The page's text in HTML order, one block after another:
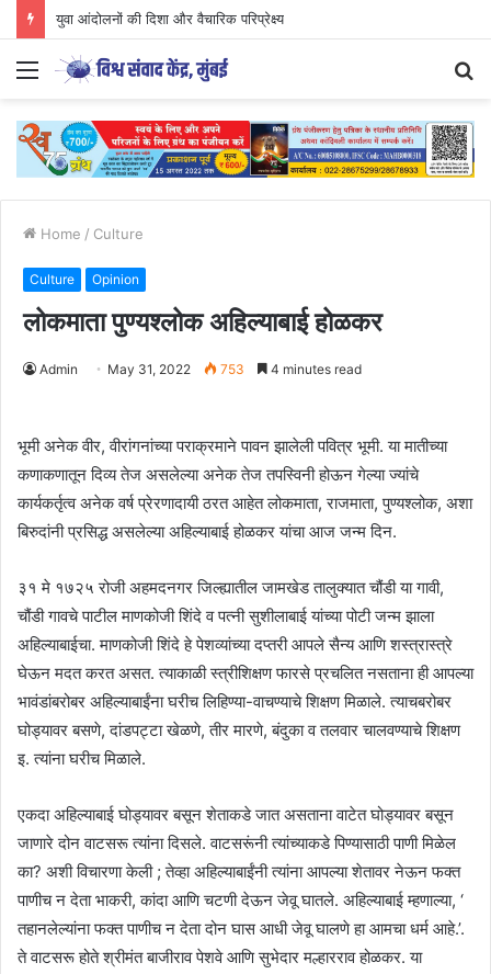
युवा आंदोलनों की दिशा और वैचारिक परिप्रेक्ष्य
Menu
Home / Culture
Culture Opinion
लोकमाता पुण्यश्लोक अहिल्याबाई होळकर
Admin May 31, 2022 753 4 minutes read
भूमी अनेक वीर, वीरांगनांच्या पराक्रमाने पावन झालेली पवित्र भूमी. या मातीच्या
कणाकणातून दिव्य तेज असलेल्या अनेक तेज तपस्विनी होऊन गेल्या ज्यांचे
कार्यकर्तृत्व अनेक वर्ष प्रेरणादायी ठरत आहेत लोकमाता, राजमाता, पुण्यश्लोक, अशा
बिरुदांनी प्रसिद्ध असलेल्या अहिल्याबाई होळकर यांचा आज जन्म दिन.
३१ मे १७२५ रोजी अहमदनगर जिल्ह्यातील जामखेड तालुक्यात चौंडी या गावी,
चौंडी गावचे पाटील माणकोजी शिंदे व पत्नी सुशीलाबाई यांच्या पोटी जन्म झाला
अहिल्याबाईचा. माणकोजी शिंदे हे पेशव्यांच्या दप्तरी आपले सैन्य आणि शस्त्रास्त्रे
घेऊन मदत करत असत. त्याकाळी स्त्रीशिक्षण फारसे प्रचलित नसताना ही आपल्या
भावंडांबरोबर अहिल्याबाईंना घरीच लिहिण्या-वाचण्याचे शिक्षण मिळाले. त्याचबरोबर
घोड्यावर बसणे, दांडपट्टा खेळणे, तीर मारणे, बंदुका व तलवार चालवण्याचे शिक्षण
इ. त्यांना घरीच मिळाले.
एकदा अहिल्याबाई घोड्यावर बसून शेताकडे जात असताना वाटेत घोड्यावर बसून
जाणारे दोन वाटसरू त्यांना दिसले. वाटसरूंनी त्यांच्याकडे पिण्यासाठी पाणी मिळेल
का? अशी विचारणा केली ; तेव्हा अहिल्याबाईंनी त्यांना आपल्या शेतावर नेऊन फक्त
पाणीच न देता भाकरी, कांदा आणि चटणी देऊन जेवू घातले. अहिल्याबाई म्हणाल्या, ‘
तहानलेल्यांना फक्त पाणीच न देता दोन घास आधी जेवू घालणे हा आमचा धर्म आहे.’.
ते वाटसरू होते श्रीमंत बाजीराव पेशवे आणि सुभेदार मल्हारराव होळकर. या